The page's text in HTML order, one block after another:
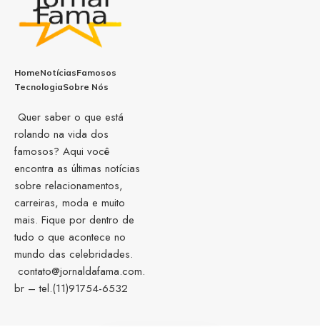
HomeNotíciasFamosos
TecnologiaSobre Nós
Quer saber o que está
rolando na vida dos
famosos? Aqui você
encontra as últimas notícias
sobre relacionamentos,
carreiras, moda e muito
mais. Fique por dentro de
tudo o que acontece no
mundo das celebridades.
contato@jornaldafama.com.
br – tel.(11)91754-6532